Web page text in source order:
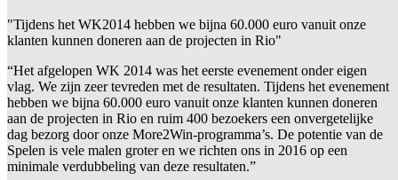
"Tijdens het WK2014 hebben we bijna 60.000 euro vanuit onze
klanten kunnen doneren aan de projecten in Rio"
“Het afgelopen WK 2014 was het eerste evenement onder eigen
vlag. We zijn zeer tevreden met de resultaten. Tijdens het evenement
hebben we bijna 60.000 euro vanuit onze klanten kunnen doneren
aan de projecten in Rio en ruim 400 bezoekers een onvergetelijke
dag bezorg door onze More2Win-programma’s. De potentie van de
Spelen is vele malen groter en we richten ons in 2016 op een
minimale verdubbeling van deze resultaten.”